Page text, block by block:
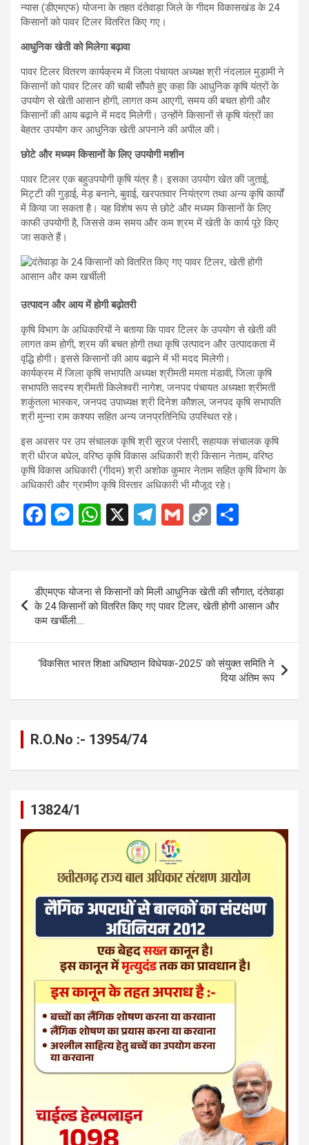
न्यास (डीएमएफ) योजना के तहत दंतेवाड़ा जिले के गीदम विकासखंड के 24
किसानों को पावर टिलर वितरित किए गए।
आधुनिक खेती को मिलेगा बढ़ावा
पावर टिलर वितरण कार्यक्रम में जिला पंचायत अध्यक्ष श्री नंदलाल मुड़ामी ने
किसानों को पावर टिलर की चाबी सौंपते हुए कहा कि आधुनिक कृषि यंत्रों के
उपयोग से खेती आसान होगी, लागत कम आएगी, समय की बचत होगी और
किसानों की आय बढ़ाने में मदद मिलेगी। उन्होंने किसानों से कृषि यंत्रों का
बेहतर उपयोग कर आधुनिक खेती अपनाने की अपील की।
छोटे और मध्यम किसानों के लिए उपयोगी मशीन
पावर टिलर एक बहुउपयोगी कृषि यंत्र है। इसका उपयोग खेत की जुताई,
मिट्टी की गुड़ाई, मेड़ बनाने, बुवाई, खरपतवार नियंत्रण तथा अन्य कृषि कार्यों
में किया जा सकता है। यह विशेष रूप से छोटे और मध्यम किसानों के लिए
काफी उपयोगी है, जिससे कम समय और कम श्रम में खेती के कार्य पूरे किए
जा सकते हैं।
उत्पादन और आय में होगी बढ़ोतरी
कृषि विभाग के अधिकारियों ने बताया कि पावर टिलर के उपयोग से खेती की
लागत कम होगी, श्रम की बचत होगी तथा कृषि उत्पादन और उत्पादकता में
वृद्धि होगी। इससे किसानों की आय बढ़ाने में भी मदद मिलेगी।
कार्यक्रम में जिला कृषि सभापति अध्यक्ष श्रीमती ममता मंडावी, जिला कृषि
सभापति सदस्य श्रीमती किलेश्वरी नागेश, जनपद पंचायत अध्यक्षा श्रीमती
शकुंतला भास्कर, जनपद उपाध्यक्ष श्री दिनेश कौशल, जनपद कृषि सभापति
श्री मुन्ना राम कश्यप सहित अन्य जनप्रतिनिधि उपस्थित रहे।
इस अवसर पर उप संचालक कृषि श्री सूरज पंसारी, सहायक संचालक कृषि
श्री धीरज बघेल, वरिष्ठ कृषि विकास अधिकारी श्री किसान नेताम, वरिष्ठ
कृषि विकास अधिकारी (गीदम) श्री अशोक कुमार नेताम सहित कृषि विभाग के
अधिकारी और ग्रामीण कृषि विस्तार अधिकारी भी मौजूद रहे।
F
ce
o
o
k
M
se
n
g
er
W
at
s
A
p
X
T
e
gr
a
G
ail
C
py
Li
n
ar
Post
navigation
डीएमएफ योजना से किसानों को मिली आधुनिक खेती की सौगात, दंतेवाड़ा
के 24 किसानों को वितरित किए गए पावर टिलर, खेती होगी आसान और
कम खर्चीली….
‘विकसित भारत शिक्षा अधिष्ठान विधेयक-2025’ को संयुक्त समिति ने
दिया अंतिम रूप
R.O.No :- 13954/74
13824/1